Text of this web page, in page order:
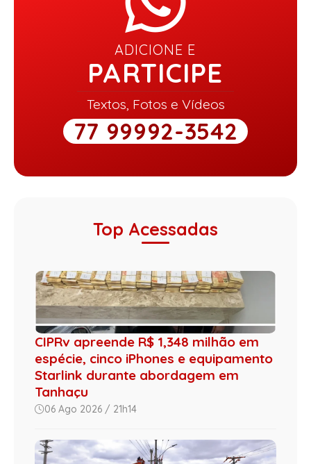
ADICIONE E
PARTICIPE
Textos, Fotos e Vídeos
77 99992-3542
Top Acessadas
CIPRv apreende R$ 1,348 milhão em
espécie, cinco iPhones e equipamento
Starlink durante abordagem em
Tanhaçu
06 Ago 2026 / 21h14